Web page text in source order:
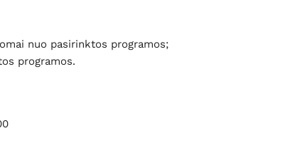
nuo pasirinktos programos;
programos.